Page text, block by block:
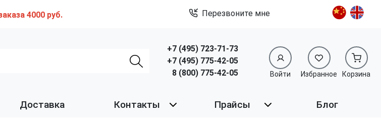
4000 руб. Перезвоните мне
+7 (495) 723-71-73
+7 (495) 775-42-05
8 (800) 775-42-05
Войти Избранное Корзина
Доставка Контакты Прайсы Блог